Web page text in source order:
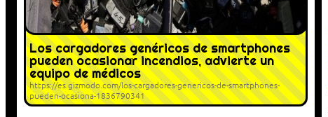
Los cargadores genéricos de smartphones
pueden ocasionar incendios, advierte un
equipo de médicos
https://es.gizmodo.com/los-cargadores-genericos-de-smartphones-
pueden-ocasiona-1836790341